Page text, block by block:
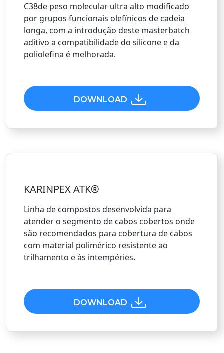
C38de peso molecular ultra alto modificado
por grupos funcionais olefínicos de cadeia
longa, com a introdução deste masterbatch
aditivo a compatibilidade do silicone e da
poliolefina é melhorada.
DOWNLOAD
KARINPEX ATK®
Linha de compostos desenvolvida para
atender o segmento de cabos cobertos onde
são recomendados para cobertura de cabos
com material polimérico resistente ao
trilhamento e às intempéries.
DOWNLOAD